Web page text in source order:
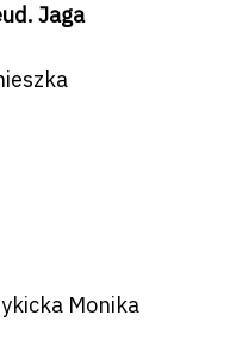
Jaga
Monika